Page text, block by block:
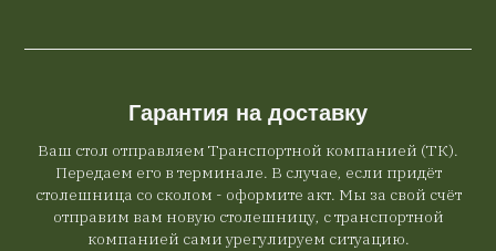
Гарантия на доставку
Ваш стол отправляем Транспортной компанией (ТК).
Передаем его в терминале. В случае, если придёт
столешница со сколом - оформите акт. Мы за свой счёт
отправим вам новую столешницу, с транспортной
компанией сами урегулируем ситуацию.